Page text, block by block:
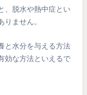
、脱水や熱中症とい
ません。
と水分を与える方法
効な方法といえるで